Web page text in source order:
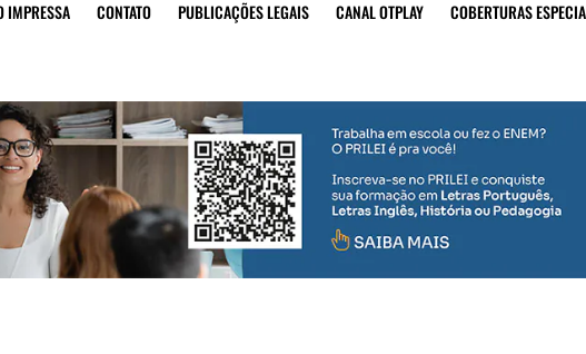
IMPRESSA CONTATO PUBLICAÇÕES LEGAIS CANAL OTPLAY COBERTURAS